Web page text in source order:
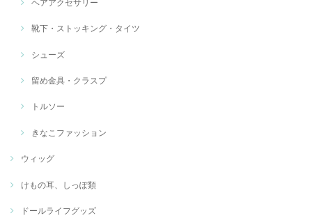
ヘアアクセサリー
靴下・ストッキング・タイツ
シューズ
留め金具・クラスプ
トルソー
きなこファッション
ウィッグ
けもの耳、しっぽ類
ドールライフグッズ